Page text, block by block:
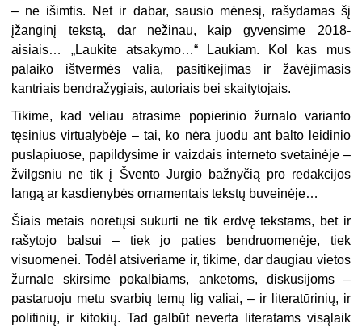
– ne išimtis. Net ir dabar, sausio mėnesį, rašydamas šį
įžanginį tekstą, dar nežinau, kaip gyvensime 2018-
aisiais… „Laukite atsakymo…“ Laukiam. Kol kas mus
palaiko ištvermės valia, pasitikėjimas ir žavėjimasis
kantriais bendražygiais, autoriais bei skaitytojais.
Tikime, kad vėliau atrasime popierinio žurnalo varianto
tęsinius virtualybėje – tai, ko nėra juodu ant balto leidinio
puslapiuose, papildysime ir vaizdais interneto svetainėje –
žvilgsniu ne tik į Švento Jurgio bažnyčią pro redakcijos
langą ar kasdienybės ornamentais tekstų buveinėje…
Šiais metais norėtųsi sukurti ne tik erdvę tekstams, bet ir
rašytojo balsui – tiek jo paties bendruomenėje, tiek
visuomenei. Todėl atsiveriame ir, tikime, dar daugiau vietos
žurnale skirsime pokalbiams, anketoms, diskusijoms –
pastaruoju metu svarbių temų lig valiai, – ir literatūrinių, ir
politinių, ir kitokių. Tad galbūt neverta literatams visąlaik